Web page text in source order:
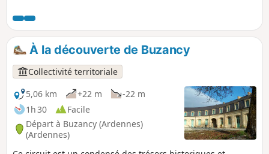
À la découverte de Buzancy
Collectivité territoriale
5,06 km
+22 m
-22 m
1h 30
Facile
Départ à Buzancy (Ardennes)
(Ardennes)